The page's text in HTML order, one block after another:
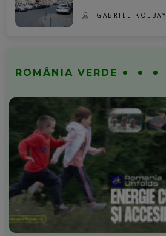
GABRIEL KOLBAY
ROMÂNIA VERDE